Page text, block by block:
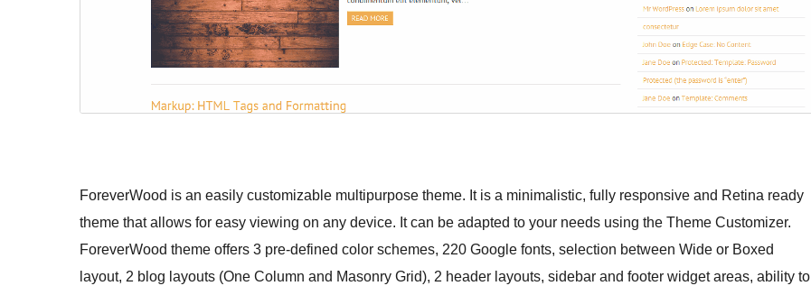
ForeverWood is an easily customizable multipurpose theme. It is a minimalistic, fully responsive and Retina ready
theme that allows for easy viewing on any device. It can be adapted to your needs using the Theme Customizer.
ForeverWood theme offers 3 pre-defined color schemes, 220 Google fonts, selection between Wide or Boxed
layout, 2 blog layouts (One Column and Masonry Grid), 2 header layouts, sidebar and footer widget areas, ability to